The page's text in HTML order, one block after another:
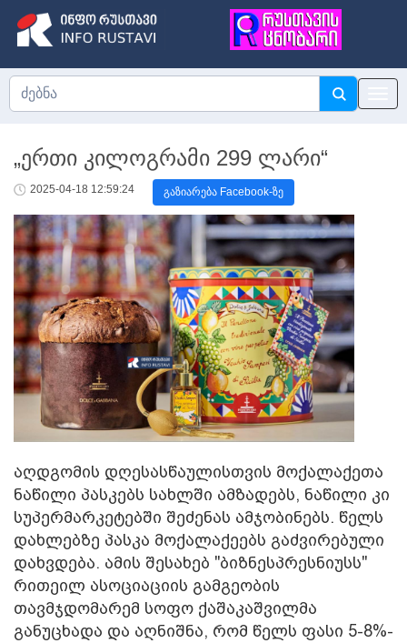
„ერთი კილოგრამი 299 ლარი“
2025-04-18 12:59:24 გაზიარება Facebook-ზე
აღდგომის დღესასწაულისთვის მოქალაქეთა
ნაწილი პასკებს სახლში ამზადებს, ნაწილი კი
სუპერმარკეტებში შეძენას ამჯობინებს. წელს
დახლებზე პასკა მოქალაქეებს გაძვირებული
დახვდება. ამის შესახებ "ბიზნესპრესნიუსს"
რითეილ ასოციაციის გამგეობის
თავმჯდომარემ სოფო ქაშაკაშვილმა
განუცხადა და აღნიშნა, რომ წელს ფასი 5-8%-